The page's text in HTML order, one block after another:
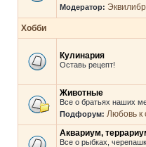
Модератор:
Хобби
Кулинария
Оставь рецепт!
Животные
Все о братьях наших
Подфорум: Любовь к
Аквариум,
Все о рыбках,